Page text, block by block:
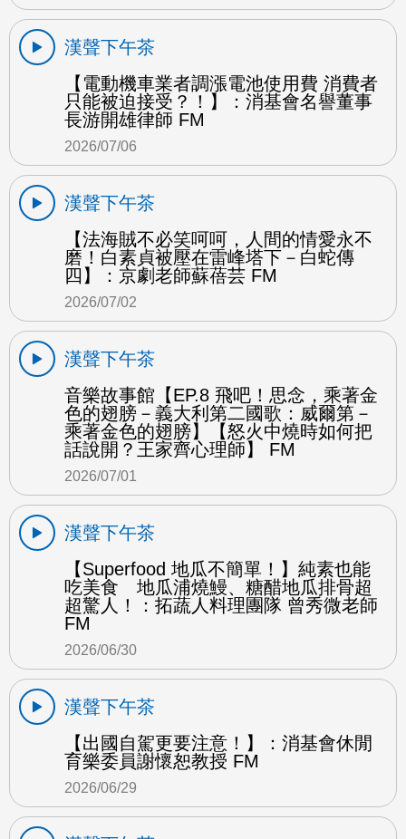
漢聲下午茶
【電動機車業者調漲電池使用費 消費者
只能被迫接受？！】：消基會名譽董事
長游開雄律師 FM
2026/07/06
漢聲下午茶
【法海賊不必笑呵呵，人間的情愛永不
磨！白素貞被壓在雷峰塔下－白蛇傳
四】：京劇老師蘇蓓芸 FM
2026/07/02
漢聲下午茶
音樂故事館【EP.8 飛吧！思念，乘著金
色的翅膀－義大利第二國歌：威爾第－
乘著金色的翅膀】【怒火中燒時如何把
話說開？王家齊心理師】 FM
2026/07/01
漢聲下午茶
【Superfood 地瓜不簡單！】純素也能
吃美食 地瓜浦燒鰻、糖醋地瓜排骨超
超驚人！：拓蔬人料理團隊 曾秀微老師
FM
2026/06/30
漢聲下午茶
【出國自駕更要注意！】：消基會休閒
育樂委員謝懷恕教授 FM
2026/06/29